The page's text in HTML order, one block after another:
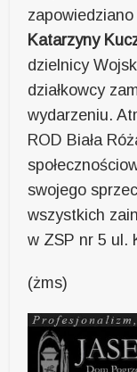
Katarzyny
dzielnicy
działkowcy
wydarzeniu.
ROD Biała
swojego
wszystkich
w ZSP nr 5 ul.
(żms)